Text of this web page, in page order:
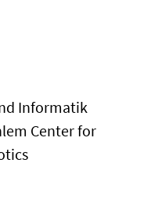
Informatik
Center for